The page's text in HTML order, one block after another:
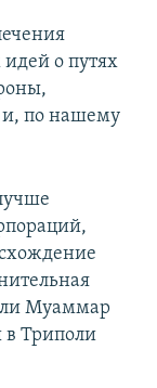
о путях
и, по нашему
Муаммар
Триполи